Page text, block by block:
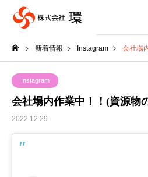
新着情報 Instagram 会社場
Instagram
会社場内作業中！！(資源物
2022.12.29